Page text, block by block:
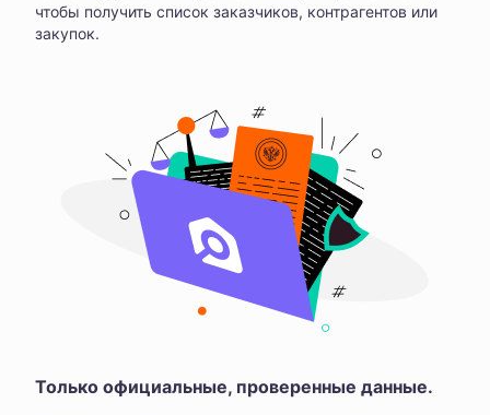
чтобы получить список заказчиков, контрагентов или
закупок.
Только официальные, проверенные данные.